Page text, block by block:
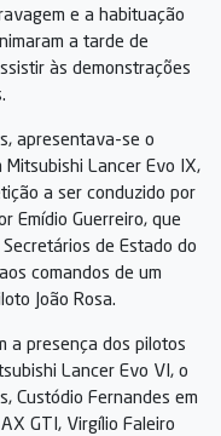
e a habituação
a tarde de
às demonstrações
apresentava-se o
Lancer Evo IX,
a ser conduzido por
Emídio Guerreiro, que
de Estado do
comandos de um
João Rosa.
a presença dos pilotos
Lancer Evo VI, o
Custódio Fernandes em
GTI, Virgílio Faleiro